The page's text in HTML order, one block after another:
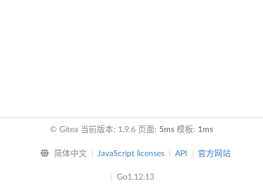
© Gitea 当前版本: 1.9.6 页面: 5ms 模板: 1ms
简体中文 JavaScript licenses API 官方网站
Go1.12.13